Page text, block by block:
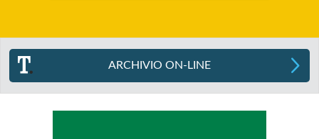
ARCHIVIO ON-LINE